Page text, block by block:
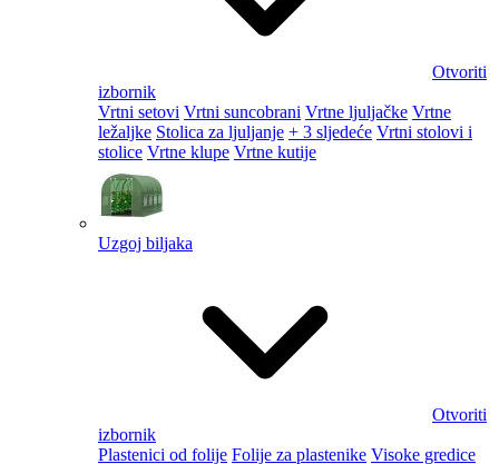
Otvoriti
izbornik
Vrtni setovi Vrtni suncobrani Vrtne ljuljačke Vrtne
ležaljke Stolica za ljuljanje + 3 sljedeće Vrtni stolovi i
stolice Vrtne klupe Vrtne kutije
Uzgoj biljaka
Otvoriti
izbornik
Plastenici od folije Folije za plastenike Visoke gredice